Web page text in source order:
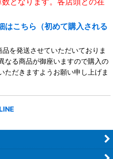
はこちら（初めて購入される
を発送させていただいておりま
なる商品が御座いますので購入の
ただきますようお願い申し上げま